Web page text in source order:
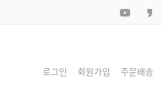
로그인 회원가입 주문배송